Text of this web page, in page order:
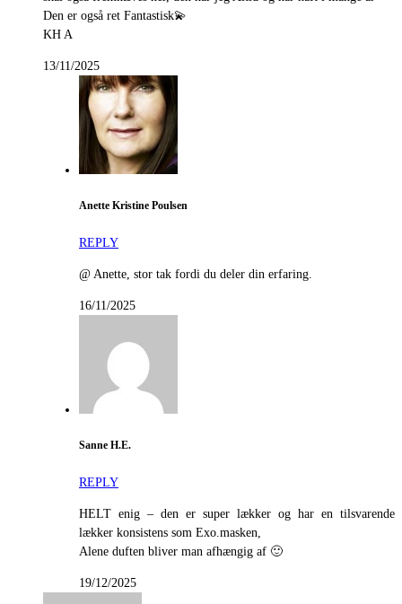
Den er også ret Fantastisk💫
KH A
13/11/2025
Anette Kristine Poulsen
REPLY
@ Anette, stor tak fordi du deler din erfaring.
16/11/2025
Sanne H.E.
REPLY
HELT enig – den er super lækker og har en tilsvarende
lækker konsistens som Exo.masken,
Alene duften bliver man afhængig af 🙂
19/12/2025